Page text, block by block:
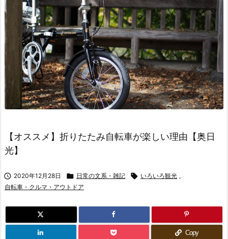
【オススメ】折りたたみ自転車が楽しい理由【奥日
光】
 2020年12月28日  日常の文系・雑記  いろいろ観光 ,
自転車・クルマ・アウトドア
Copy